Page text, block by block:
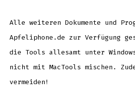
Alle weiteren Dokumente und
Apfeliphone.de zur Verfügung
die Tools allesamt unter
nicht mit MacTools mischen.
vermeiden!